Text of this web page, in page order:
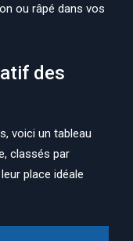
ou râpé dans vos
des
voici un tableau
classés par
place idéale